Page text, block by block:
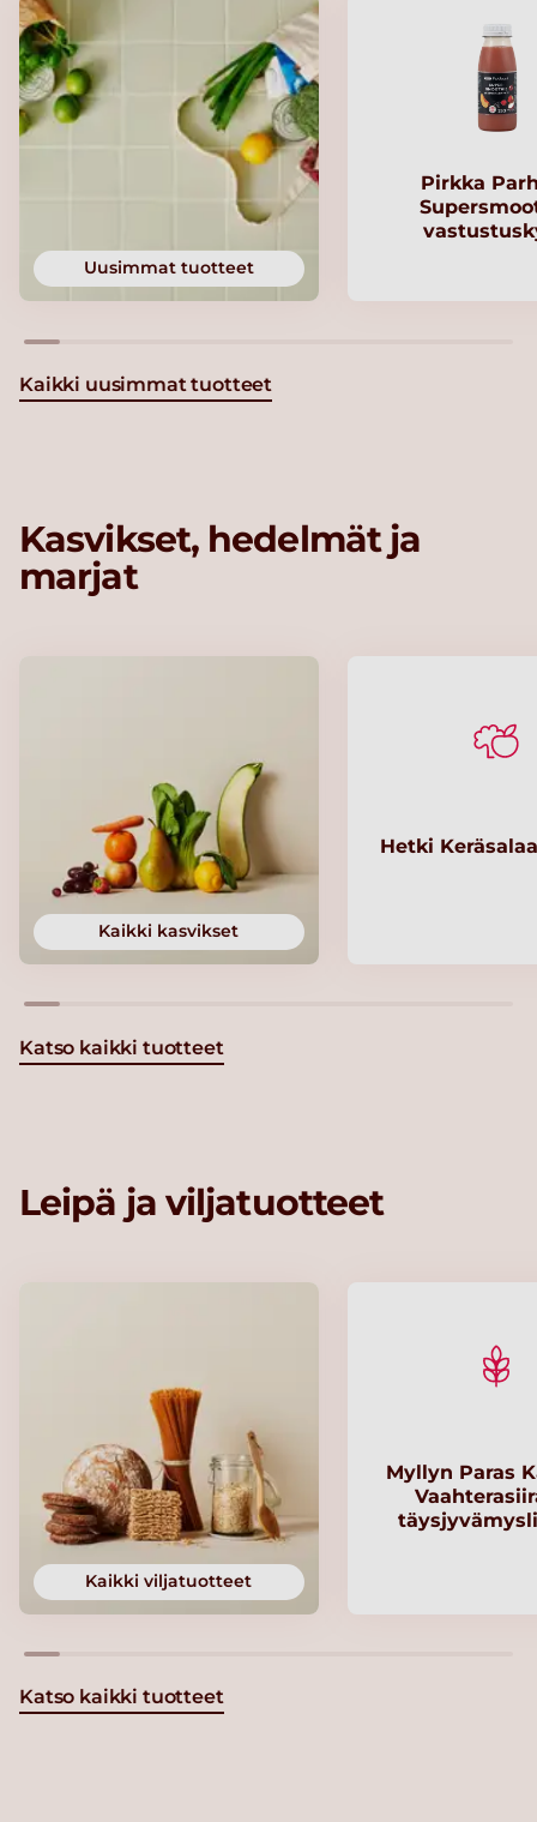
Uusimmat tuotteet
Pirkka
Kaikki uusimmat tuotteet
Kasvikset, hedelmät ja
marjat
Kaikki kasvikset
Hetki
Katso kaikki tuotteet
Leipä ja viljatuotteet
Kaikki viljatuotteet
Myllyn Paras
Katso kaikki tuotteet